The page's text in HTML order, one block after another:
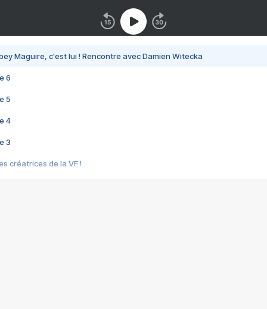
Maguire, c'est lui ! Rencontre avec Damien Witecka
6
5
4
3
créatrices de la VF !